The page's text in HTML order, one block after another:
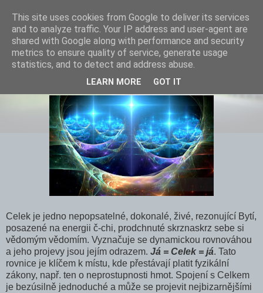
Rezonuji, tedy jsem
Celek je jedno nepopsatelné, dokonalé, živé, rezonující Bytí,
posazené na energii č-chi, prodchnuté skrznaskrz sebe si
vědomým vědomím. Vyznačuje se dynamickou rovnováhou
a jeho projevy jsou jejím odrazem. Já = Celek = já. Tato
rovnice je klíčem k místu, kde přestávají platit fyzikální
zákony, např. ten o neprostupnosti hmot. Spojení s Celkem
je bezúsilně jednoduché a může se projevit nejbizarnějšími
This site uses cookies from Google to deliver its services
and to analyze traffic. Your IP address and user-agent are
shared with Google along with performance and security
metrics to ensure quality of service, generate usage
statistics, and to detect and address abuse.
LEARN MORE GOT IT